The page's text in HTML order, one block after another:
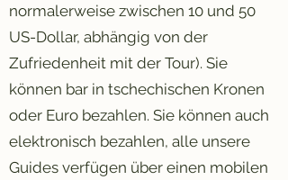
normalerweise zwischen 10 und 50
US-Dollar, abhängig von der
Zufriedenheit mit der Tour). Sie
können bar in tschechischen Kronen
oder Euro bezahlen. Sie können auch
elektronisch bezahlen, alle unsere
Guides verfügen über einen mobilen